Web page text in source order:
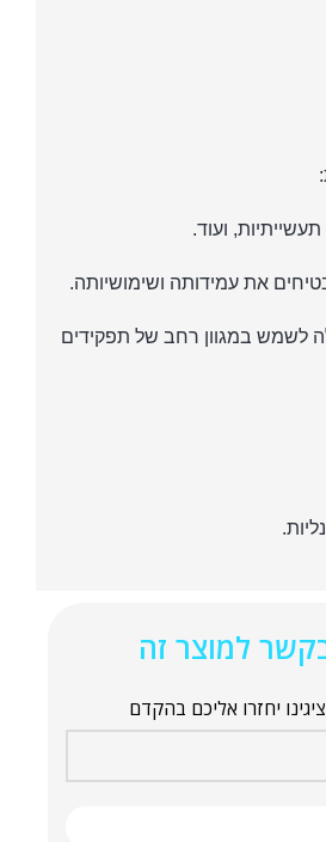
ועוד.
לשמש במגוון רחב של תפקידים
למוצר זה
יחזרו אליכם בהקדם